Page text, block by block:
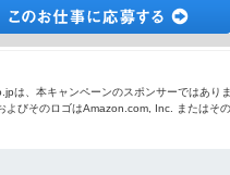
は、本キャンペーンのスポンサーではあり
びそのロゴはAmazon.com, Inc. またはそ